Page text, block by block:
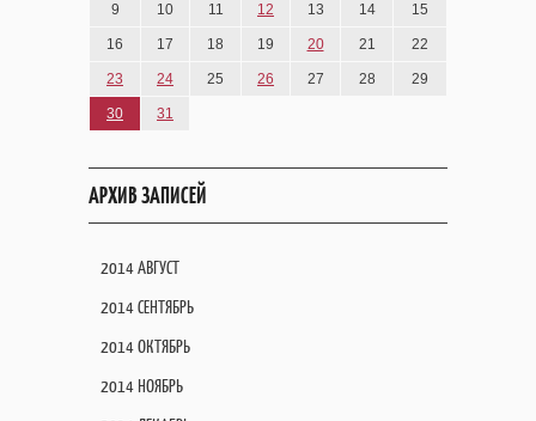
9 10 11 12 13 14 15
16 17 18 19 20 21 22
23 24 25 26 27 28 29
30 31
АРХИВ ЗАПИСЕЙ
2014 АВГУСТ
2014 СЕНТЯБРЬ
2014 ОКТЯБРЬ
2014 НОЯБРЬ